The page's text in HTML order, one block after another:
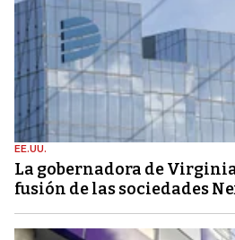
EE.UU.
La gobernadora de
fusión de las sociedades